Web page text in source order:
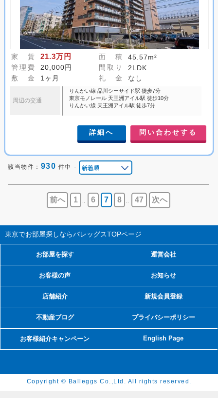
家 賃 21.3万円 面 積
45.57m²
管理費
20,000円 間取り
2LDK
敷 金
1ヶ月 礼 金 なし
周辺の交通
りんかい線 品川シーサイド駅 徒歩7分
東京モノレール 天王洲アイル駅 徒歩10分
りんかい線 天王洲アイル駅 徒歩7分
詳細へ 問い合わせする
該当物件： 930 件中 -
前へ 1 6 7 8 47 次へ
東京でお部屋探しならバレッグスTOPページ
お部屋を探す
お客様の声
店舗紹介
不動産ブログ
お客様紹介キャンペーン
運営会社
お知らせ
新規会員登録
プライバシーポリシー
English Page
Copyright © Balleggs Co.,Ltd. All rights reserved.